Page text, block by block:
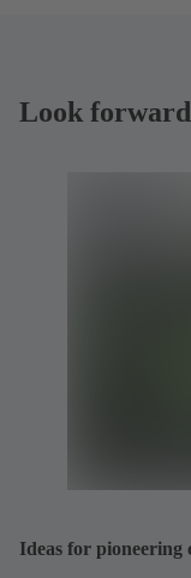
Look
Ideas for pioneering